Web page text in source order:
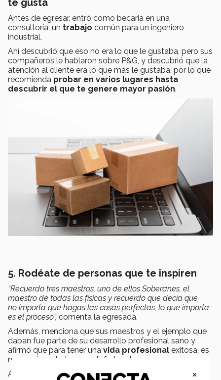
te gusta
Antes de egresar, entró como becaria en una
consultoría, un trabajo común para un ingeniero
industrial.
Ahí descubrió que eso no era lo que le gustaba, pero sus
compañeros le hablaron sobre P&G, y descubrió que la
atención al cliente era lo que más le gustaba, por lo que
recomienda probar en varios lugares hasta
descubrir el que te genere mayor pasión.
5. Rodéate de personas que te inspiren
“Recuerdo tres maestros, uno de ellos Soberanes, el
maestro de todas las físicas y recuerdo que decía que
no importa que hagas las cosas perfectas, lo que importa
es el proceso”, comenta la egresada.
Además, menciona que sus maestros y el ejemplo que
daban fue parte de su desarrollo profesional sano y
afirmó que para tener una vida profesional exitosa, es
necesario un balance y disfrutar el proceso.
Asimismo, resaltó que lavida profesiona
l comienza
×